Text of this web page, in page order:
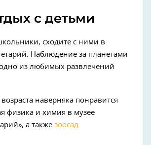
с детьми
сходите с ними в
Наблюдение за планетами
из любимых развлечений
наверняка понравится
физика и химия в музее
а также зоосад